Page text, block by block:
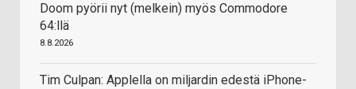
Doom pyörii nyt (melkein) myös Commodore
64:llä
8.8.2026
Tim Culpan: Applella on miljardin edestä iPhone-